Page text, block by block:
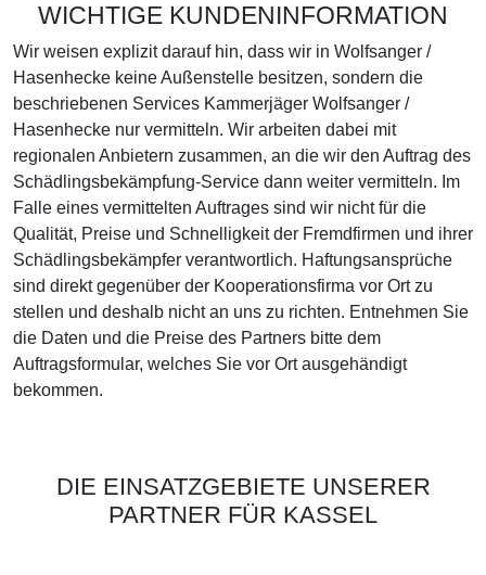
WICHTIGE KUNDENINFORMATION
Wir weisen explizit darauf hin, dass wir in Wolfsanger /
Hasenhecke keine Außenstelle besitzen, sondern die
beschriebenen Services Kammerjäger Wolfsanger /
Hasenhecke nur vermitteln. Wir arbeiten dabei mit
regionalen Anbietern zusammen, an die wir den Auftrag des
Schädlingsbekämpfung-Service dann weiter vermitteln. Im
Falle eines vermittelten Auftrages sind wir nicht für die
Qualität, Preise und Schnelligkeit der Fremdfirmen und ihrer
Schädlingsbekämpfer verantwortlich. Haftungsansprüche
sind direkt gegenüber der Kooperationsfirma vor Ort zu
stellen und deshalb nicht an uns zu richten. Entnehmen Sie
die Daten und die Preise des Partners bitte dem
Auftragsformular, welches Sie vor Ort ausgehändigt
bekommen.
DIE EINSATZGEBIETE UNSERER
PARTNER FÜR KASSEL